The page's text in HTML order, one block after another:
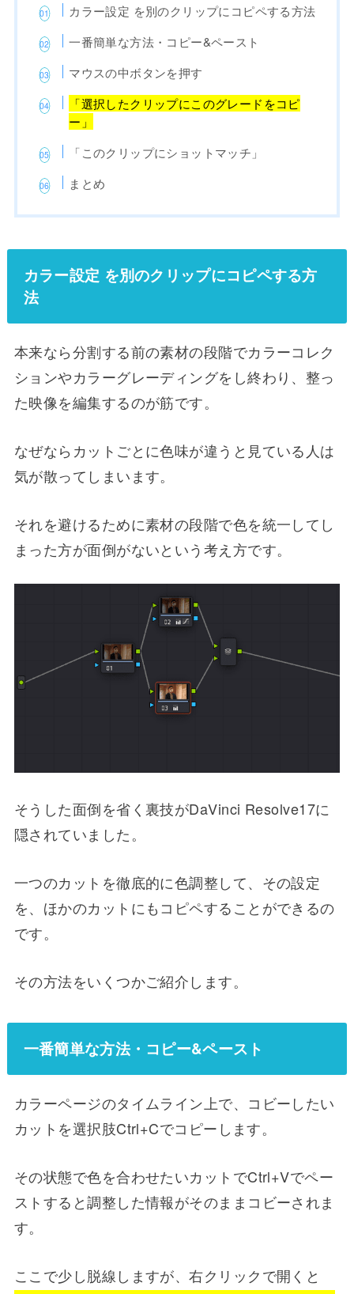
カラー設定 を別のクリップにコピペする方法
一番簡単な方法・コピー&ペースト
マウスの中ボタンを押す
「選択したクリップにこのグレードをコピ
ー」
「このクリップにショットマッチ」
まとめ
カラー設定 を別のクリップにコピペする方
法
本来なら分割する前の素材の段階でカラーコレク
ションやカラーグレーディングをし終わり、整っ
た映像を編集するのが筋です。
なぜならカットごとに色味が違うと見ている人は
気が散ってしまいます。
それを避けるために素材の段階で色を統一してし
まった方が面倒がないという考え方です。
そうした面倒を省く裏技がDaVinci Resolve17に
隠されていました。
一つのカットを徹底的に色調整して、その設定
を、ほかのカットにもコピペすることができるの
です。
その方法をいくつかご紹介します。
一番簡単な方法・コピー&ペースト
カラーページのタイムライン上で、コビーしたい
カットを選択肢Ctrl+Cでコピーします。
その状態で色を合わせたいカットでCtrl+Vでペー
ストすると調整した情報がそのままコビーされま
す。
ここで少し脱線しますが、右クリックで開くと